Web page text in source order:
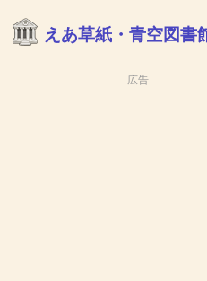
えあ草紙・青空図書
広告